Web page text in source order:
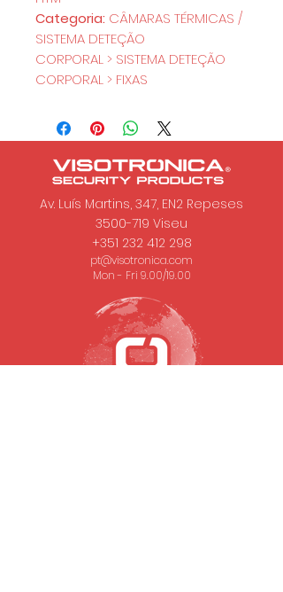
Categoria: CÂMARAS TÉRMICAS /
SISTEMA DETEÇÃO
CORPORAL > SISTEMA DETEÇÃO
CORPORAL > FIXAS
Av. Luís Martins, 347, EN2 Repeses
3500-719 Viseu
+351 232 412 298
pt@visotronica.com
Mon - Fri 9.00/19.00